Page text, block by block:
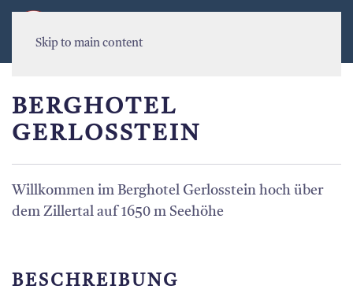
Skip to main content
BERGHOTEL
GERLOSSTEIN
Willkommen im Berghotel Gerlosstein hoch über
dem Zillertal auf 1650 m Seehöhe
BESCHREIBUNG